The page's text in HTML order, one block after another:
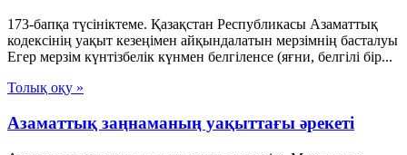
173-бапқа түсініктеме. Қазақстан Республикасы Азаматтық
кодексінің уақыт кезеңімен айқындалатын мерзімнің басталуы
Егер мерзім күнтізбелік күнмен белгіленсе (яғни, белгілі бір...
Толық оқу »
Азаматтық заңнаманың уақыттағы әрекеті